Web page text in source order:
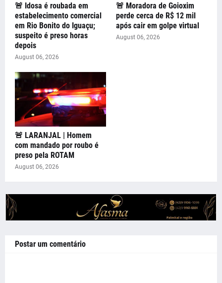
🚨 Idosa é roubada em
estabelecimento comercial
em Rio Bonito do Iguaçu;
suspeito é preso horas
depois
August 06, 2026
🚨 Moradora de Goioxim
perde cerca de R$ 12 mil
após cair em golpe virtual
August 06, 2026
🚨 LARANJAL | Homem
com mandado por roubo é
preso pela ROTAM
August 06, 2026
Postar um comentário